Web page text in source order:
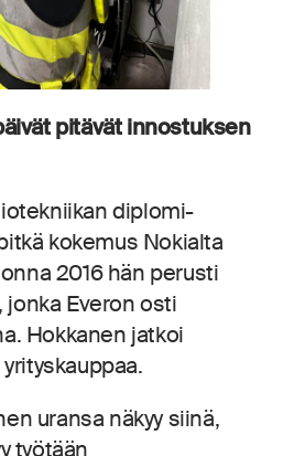
pitävät innostuksen
diplomi-
kokemus Nokialta
2016 hän perusti
Everon osti
Hokkanen jatkoi
uransa näkyy siinä,
työtään